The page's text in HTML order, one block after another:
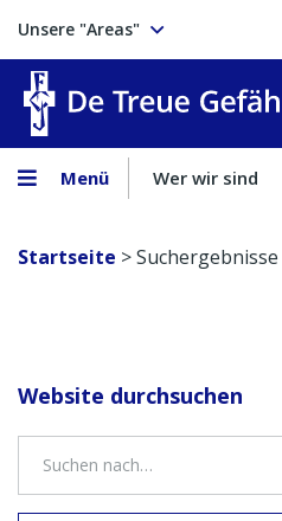
Unsere "Areas"
Menü Wer wir sind
Startseite >Suchergebnisse
Website durchsuchen